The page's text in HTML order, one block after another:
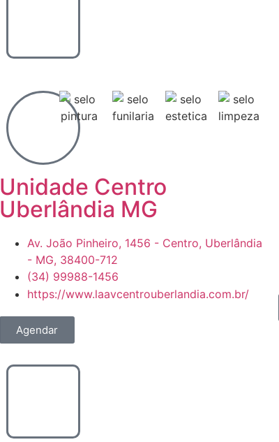
Unidade Centro
Uberlândia MG
Av. João Pinheiro, 1456 - Centro, Uberlândia
- MG, 38400-712
(34) 99988-1456
https://www.laavcentrouberlandia.com.br/
Agendar